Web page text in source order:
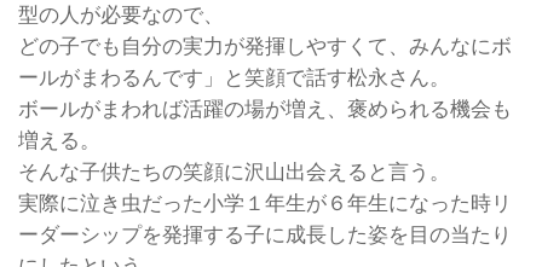
型の人が必要なので、
どの子でも自分の実力が発揮しやすくて、みんなにボ
ールがまわるんです」と笑顔で話す松永さん。
ボールがまわれば活躍の場が増え、褒められる機会も
増える。
そんな子供たちの笑顔に沢山出会えると言う。
実際に泣き虫だった小学１年生が６年生になった時リ
ーダーシップを発揮する子に成長した姿を目の当たり